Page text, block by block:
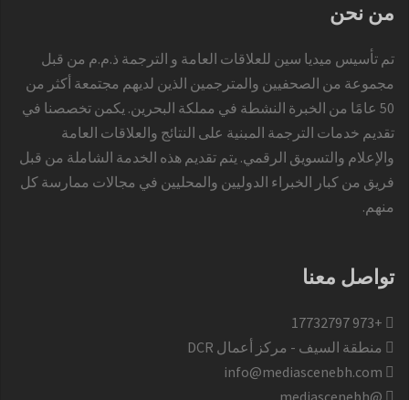
من نحن
تم تأسيس ميديا سين للعلاقات العامة و الترجمة ذ.م.م من قبل
مجموعة من الصحفيين والمترجمين الذين لديهم مجتمعة أكثر من
50 عامًا من الخبرة النشطة في مملكة البحرين. يكمن تخصصنا في
تقديم خدمات الترجمة المبنية على النتائج والعلاقات العامة
والإعلام والتسويق الرقمي. يتم تقديم هذه الخدمة الشاملة من قبل
فريق من كبار الخبراء الدوليين والمحليين في مجالات ممارسة كل
منهم.
تواصل معنا
+973 17732797​
منطقة السيف - مركز أعمال DCR